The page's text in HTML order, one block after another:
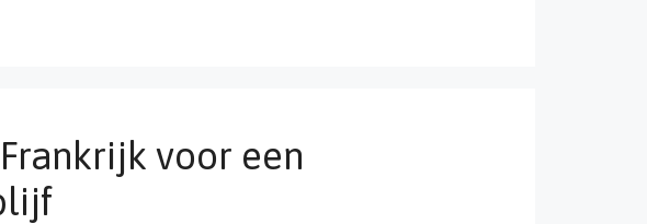
voor een